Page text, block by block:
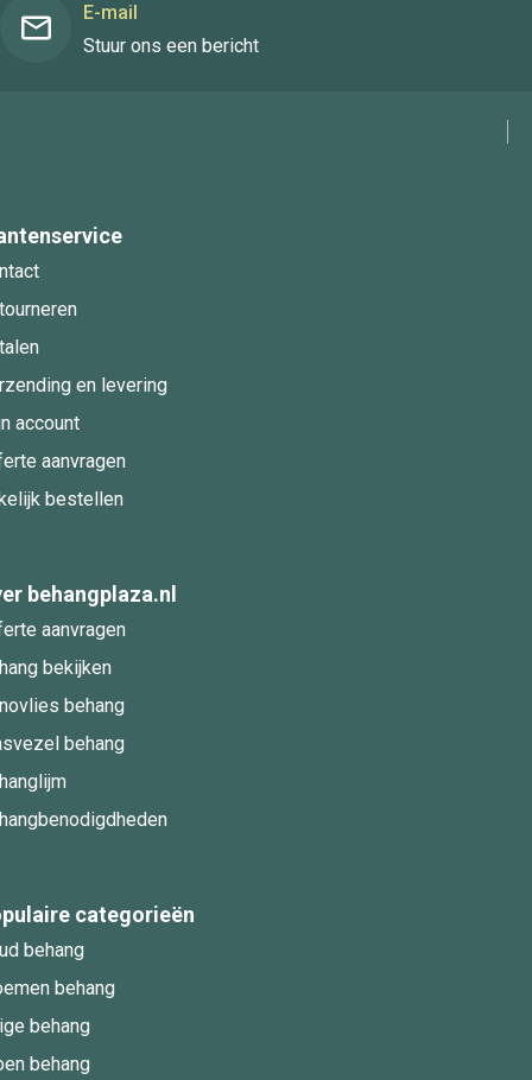
E-mail
Stuur ons een bericht
en levering
account
aanvragen
bestellen
behangplaza.nl
aanvragen
bekijken
behang
behang
categorieën
behang
behang
behang
behang